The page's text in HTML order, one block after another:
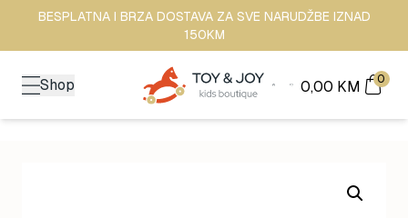
BESPLATNA I BRZA DOSTAVA ZA SVE NARUDŽBE IZNAD
150KM
Shop 0,00 KM 0